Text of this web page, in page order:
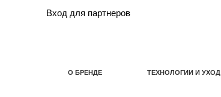
Вход для партнеров
О БРЕНДЕ ТЕХНОЛОГИИ И УХОД